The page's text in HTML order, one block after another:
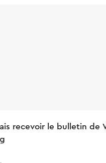
recevoir le bulletin de